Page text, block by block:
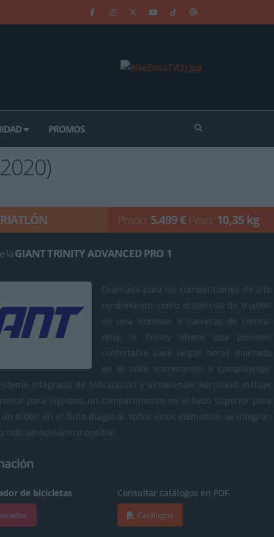
PROMOS
Precio: 5.499 €Peso: 10,35 kg
laGIANT TRINITY ADVANCED PRO 1
Diseñada para las competiciones de alto
rendimiento, como distancias de triatlón
en una Ironman o carreras de contra-
reloj, la Trinity ofrece una posición
confortable para largas horas montado
en el sillín entrenando o compitiendo.
integrado de hidratación y almacenaje AeroVault incluye
para líquidos, un compartimento en el tubo superior para
un bidón en el tubo diagonal, todos estos elementos se integran
más aerodinámico posible.
de bicicletas Consultar catálogos en PDF.
Catálogos